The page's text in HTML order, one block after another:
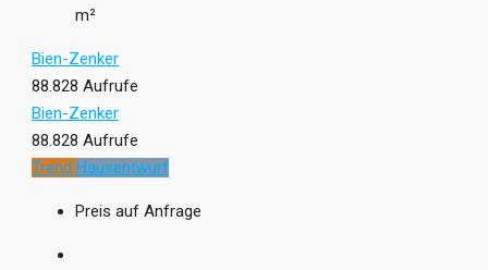
m²
Bien-Zenker
88.828 Aufrufe
Bien-Zenker
88.828 Aufrufe
Trend Hausentwurf
Preis auf Anfrage